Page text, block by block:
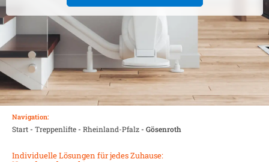
Navigation:
Start- Treppenlifte- Rheinland-Pfalz- Gösenroth
Individuelle Lösungen für jedes Zuhause: